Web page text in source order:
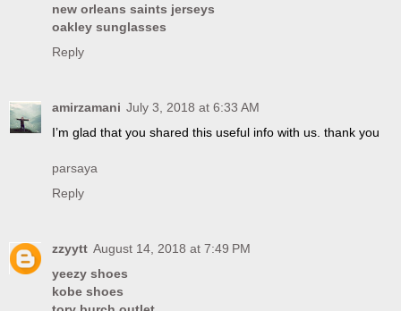
new orleans saints jerseys
oakley sunglasses
Reply
amirzamani July 3, 2018 at 6:33 AM
I’m glad that you shared this useful info with us. thank you
parsaya
Reply
zzyytt August 14, 2018 at 7:49 PM
yeezy shoes
kobe shoes